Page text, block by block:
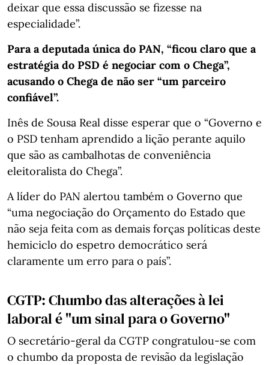
deixar que essa discussão se fizesse na
especialidade”.
Para a deputada única do PAN, “ficou claro que a
estratégia do PSD é negociar com o Chega”,
acusando o Chega de não ser “um parceiro
confiável”.
Inês de Sousa Real disse esperar que o “Governo e
o PSD tenham aprendido a lição perante aquilo
que são as cambalhotas de conveniência
eleitoralista do Chega”.
A líder do PAN alertou também o Governo que
“uma negociação do Orçamento do Estado que
não seja feita com as demais forças políticas deste
hemiciclo do espetro democrático será
claramente um erro para o país”.
CGTP: Chumbo das alterações à lei
laboral é "um sinal para o Governo"
O secretário-geral da CGTP congratulou-se com
o chumbo da proposta de revisão da legislação